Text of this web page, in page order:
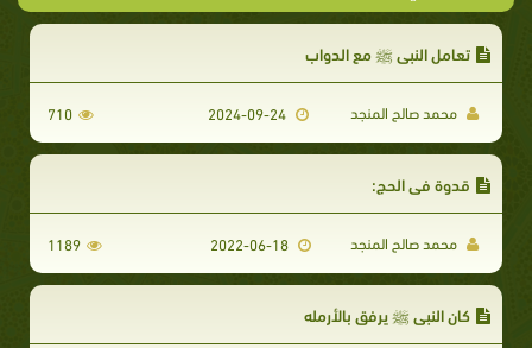
تعامل النبي ﷺ مع الدواب
محمد صالح المنجد 2024-09-24
710
قدوة في الحج:
محمد صالح المنجد 2022-06-18
1189
كان النبي ﷺ يرفق بالأرمله